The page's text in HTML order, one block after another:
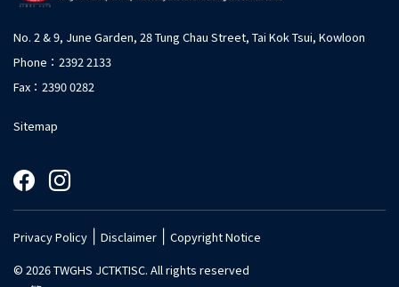
No. 2 & 9, June Garden, 28 Tung Chau Street, Tai Kok Tsui, Kowloon
Phone：2392 2133
Fax：2390 0282
Sitemap
Privacy Policy Disclaimer
Copyright Notice
© 2026 TWGHS JCTKTISC. All rights reserved